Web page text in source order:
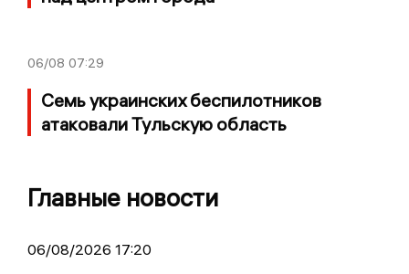
06/08 07:29
Семь украинских беспилотников
атаковали Тульскую область
Главные новости
06/08/2026 17:20